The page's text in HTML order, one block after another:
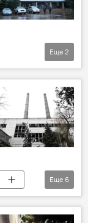
Еще 2
Еще 6